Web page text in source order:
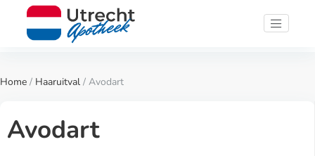
Home / Haaruitval / Avodart
Avodart